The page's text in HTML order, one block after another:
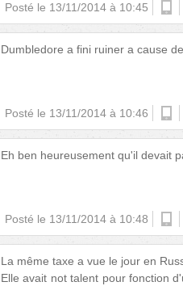
Posté le 13/11/2014 à 10:45 ios
Dumbledore a fini ruiner a cause
Posté le 13/11/2014 à 10:46 ios
Eh ben heureusement qu'il devait
Posté le 13/11/2014 à 10:48
La même taxe a vue le jour en
Elle avait not talent pour fonction